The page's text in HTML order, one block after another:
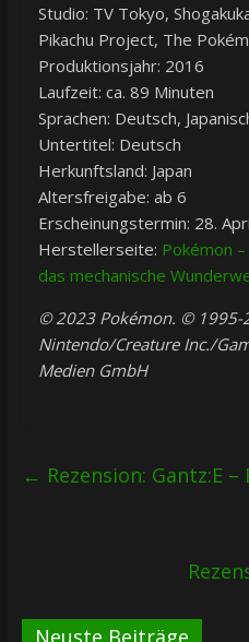
Studio: TV Tokyo,
Pikachu Project, The
Produktionsjahr: 2016
Laufzeit: ca. 89 Minuten
Sprachen: Deutsch,
Untertitel: Deutsch
Herkunftsland: Japan
Altersfreigabe: ab 6
Erscheinungstermin: 28.
Herstellerseite: Pokémon
das mechanische
© 2023 Pokémon. © 1995-
Nintendo/Creature Inc./
Medien GmbH
← Rezension: Gantz:E
Neuste Beiträge